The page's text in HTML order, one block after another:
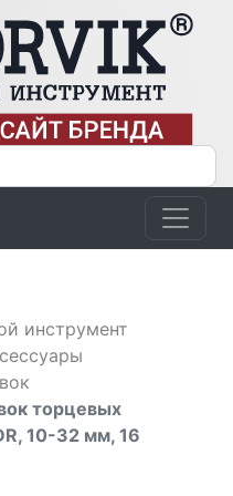
инструмент
торцевых
10-32 мм, 16